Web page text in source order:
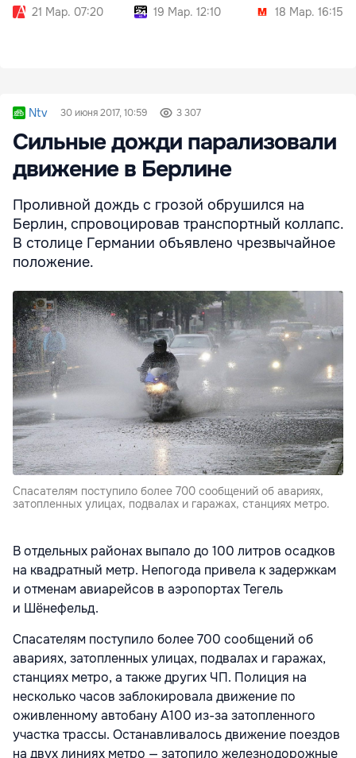
21 Мар. 07:20
19 Мар. 12:10
18 Мар. 16:15
Ntv 30 июня 2017, 10:59 3 307
Сильные дожди парализовали
движение в Берлине
Проливной дождь с грозой обрушился на
Берлин, спровоцировав транспортный коллапс.
В столице Германии объявлено чрезвычайное
положение.
Спасателям поступило более 700 сообщений об авариях,
затопленных улицах, подвалах и гаражах, станциях метро.
В отдельных районах выпало до 100 литров осадков
на квадратный метр. Непогода привела к задержкам
и отменам авиарейсов в аэропортах Тегель
и Шёнефельд.
Спасателям поступило более 700 сообщений об
авариях, затопленных улицах, подвалах и гаражах,
станциях метро, а также других ЧП. Полиция на
несколько часов заблокировала движение по
оживленному автобану A100 из-за затопленного
участка трассы. Останавливалось движение поездов
на двух линиях метро — затопило железнодорожные